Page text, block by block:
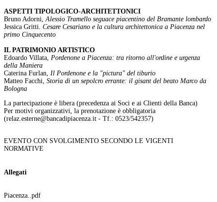
ASPETTI TIPOLOGICO-ARCHITETTONICI
Bruno Adorni,Alessio Tramello seguace piacentino del Bramante lombardo
Jessica Gritti. Cesare Cesariano e la cultura architettonica a Piacenza nel
primo Cinquecento
IL PATRIMONIO ARTISTICO
Edoardo Villata, Pordenone a Piacenza: tra ritorno all'ordine e urgenza
della Maniera
Caterina Furlan, Il Pordenone e la "pictura" del tiburio
Matteo Facchi, Storia di un sepolcro errante: il gisant del beato Marco da
Bologna
La partecipazione è libera (precedenza ai Soci e ai Clienti della Banca)
Per motivi organizzativi, la prenotazione è obbligatoria
(relaz.esterne@bancadipiacenza.it - Tf.: 0523/542357)
EVENTO CON SVOLGIMENTO SECONDO LE VIGENTI
NORMATIVE
Allegati
Piacenza..pdf